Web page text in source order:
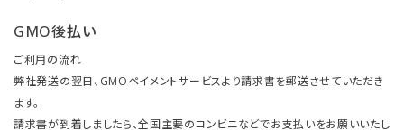
GMO後払い
ご利用の流れ
弊社発送の翌日、GMOペイメントサービスより請求書を郵送させていただき
ます。
請求書が到着しましたら、全国主要のコンビニなどでお支払いをお願いいたし